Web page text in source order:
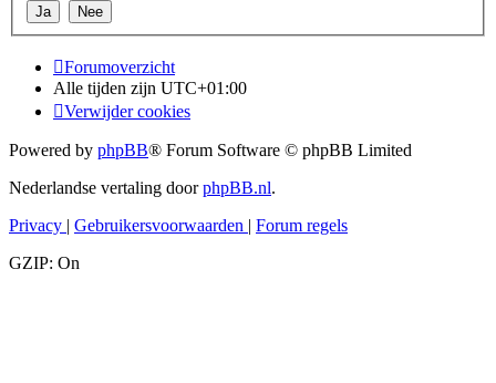
Forumoverzicht
Alle tijden zijn UTC+01:00
Verwijder cookies
Powered by phpBB® Forum Software © phpBB Limited
Nederlandse vertaling doorphpBB.nl.
Privacy | Gebruikersvoorwaarden | Forum regels
GZIP: On